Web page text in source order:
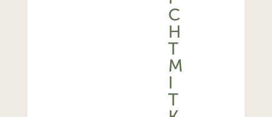
C
H
T
M
I
T